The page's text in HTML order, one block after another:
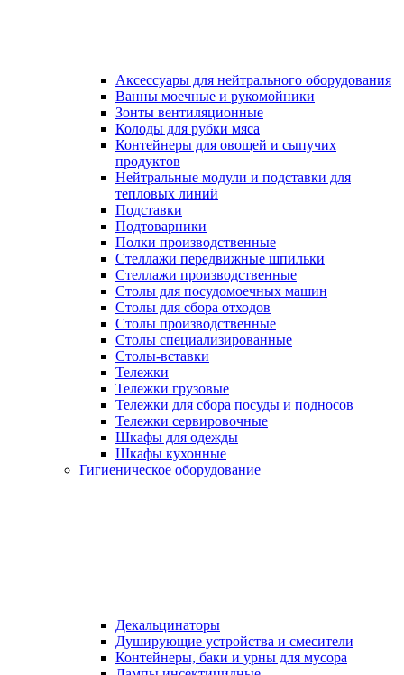
Аксессуары для нейтрального оборудования
Ванны моечные и рукомойники
Зонты вентиляционные
Колоды для рубки мяса
Контейнеры для овощей и сыпучих
продуктов
Нейтральные модули и подставки для
тепловых линий
Подставки
Подтоварники
Полки производственные
Стеллажи передвижные шпильки
Стеллажи производственные
Столы для посудомоечных машин
Столы для сбора отходов
Столы производственные
Столы специализированные
Столы-вставки
Тележки
Тележки грузовые
Тележки для сбора посуды и подносов
Тележки сервировочные
Шкафы для одежды
Шкафы кухонные
Гигиеническое оборудование
Декальцинаторы
Душирующие устройства и смесители
Контейнеры, баки и урны для мусора